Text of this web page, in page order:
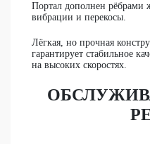
Портал дополнен рёбрами
вибрации и перекосы.
Лёгкая, но прочная
гарантирует стабильное
на высоких скоростях.